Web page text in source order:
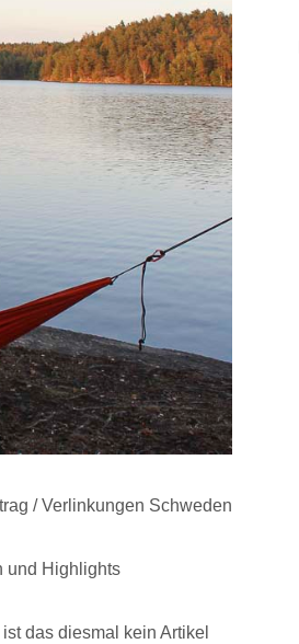
/ Verlinkungen Schweden
und Highlights
das diesmal kein Artikel